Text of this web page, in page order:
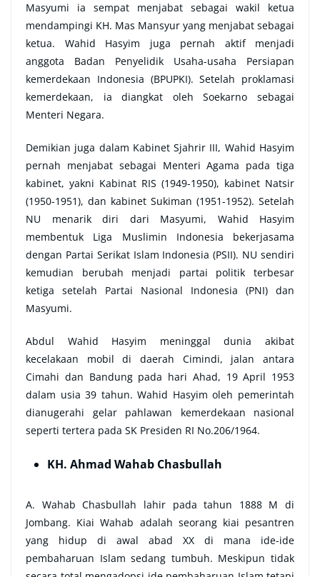
Masyumi ia sempat menjabat sebagai wakil ketua
mendampingi KH. Mas Mansyur yang menjabat sebagai
ketua. Wahid Hasyim juga pernah aktif menjadi
anggota Badan Penyelidik Usaha-usaha Persiapan
kemerdekaan Indonesia (BPUPKI). Setelah proklamasi
kemerdekaan, ia diangkat oleh Soekarno sebagai
Menteri Negara.
Demikian juga dalam Kabinet Sjahrir III, Wahid Hasyim
pernah menjabat sebagai Menteri Agama pada tiga
kabinet, yakni Kabinat RIS (1949-1950), kabinet Natsir
(1950-1951), dan kabinet Sukiman (1951-1952). Setelah
NU menarik diri dari Masyumi, Wahid Hasyim
membentuk Liga Muslimin Indonesia bekerjasama
dengan Partai Serikat Islam Indonesia (PSII). NU sendiri
kemudian berubah menjadi partai politik terbesar
ketiga setelah Partai Nasional Indonesia (PNI) dan
Masyumi.
Abdul Wahid Hasyim meninggal dunia akibat
kecelakaan mobil di daerah Cimindi, jalan antara
Cimahi dan Bandung pada hari Ahad, 19 April 1953
dalam usia 39 tahun. Wahid Hasyim oleh pemerintah
dianugerahi gelar pahlawan kemerdekaan nasional
seperti tertera pada SK Presiden RI No.206/1964.
KH. Ahmad Wahab Chasbullah
A. Wahab Chasbullah lahir pada tahun 1888 M di
Jombang. Kiai Wahab adalah seorang kiai pesantren
yang hidup di awal abad XX di mana ide-ide
pembaharuan Islam sedang tumbuh. Meskipun tidak